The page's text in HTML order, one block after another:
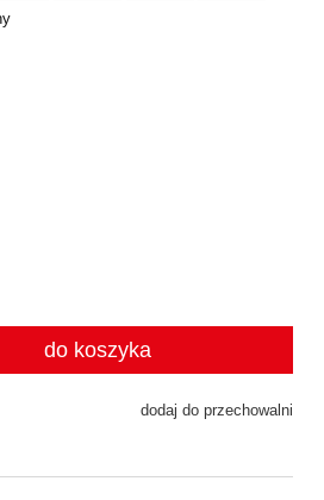
do koszyka
dodaj do przechowalni